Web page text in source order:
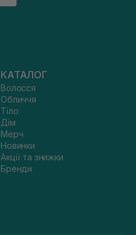
КАТАЛОГ
Волосся
Обличчя
Тіло
Дім
Мерч
Новинки
Акції та знижки
Бренди